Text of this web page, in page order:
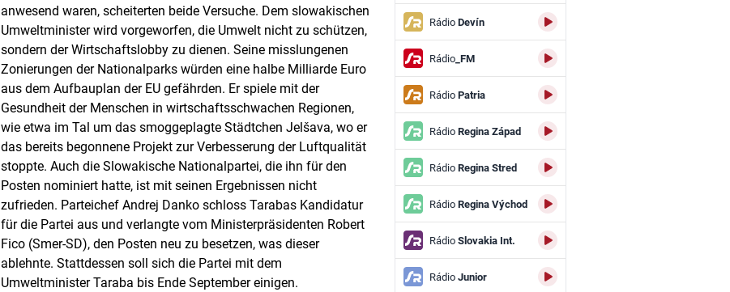
anwesend waren, scheiterten beide Versuche. Dem slowakischen
Umweltminister wird vorgeworfen, die Umwelt nicht zu schützen,
sondern der Wirtschaftslobby zu dienen. Seine misslungenen
Zonierungen der Nationalparks würden eine halbe Milliarde Euro
aus dem Aufbauplan der EU gefährden. Er spiele mit der
Gesundheit der Menschen in wirtschaftsschwachen Regionen,
wie etwa im Tal um das smoggeplagte Städtchen Jelšava, wo er
das bereits begonnene Projekt zur Verbesserung der Luftqualität
stoppte. Auch die Slowakische Nationalpartei, die ihn für den
Posten nominiert hatte, ist mit seinen Ergebnissen nicht
zufrieden. Parteichef Andrej Danko schloss Tarabas Kandidatur
für die Partei aus und verlangte vom Ministerpräsidenten Robert
Fico (Smer-SD), den Posten neu zu besetzen, was dieser
ablehnte. Stattdessen soll sich die Partei mit dem
Umweltminister Taraba bis Ende September einigen.
RádioDevín
Rádio_FM
RádioPatria
RádioRegina Západ
RádioRegina Stred
RádioRegina Východ
RádioSlovakia Int.
RádioJunior